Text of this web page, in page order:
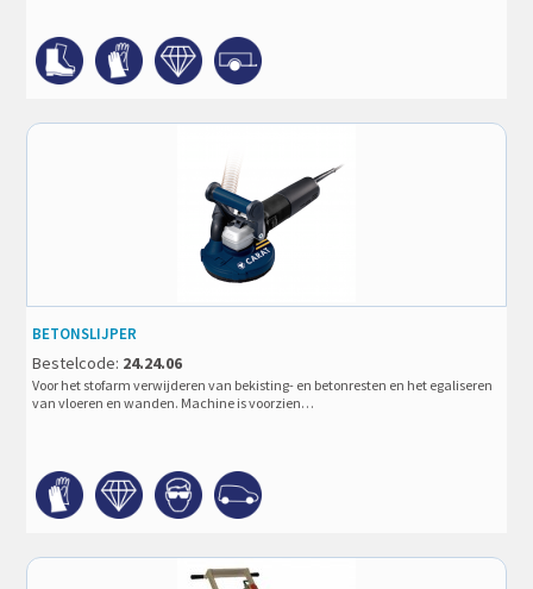
BETONSLIJPER
Bestelcode: 24.24.06
Voor het stofarm verwijderen van bekisting- en betonresten en het egaliseren
van vloeren en wanden. Machine is voorzien…